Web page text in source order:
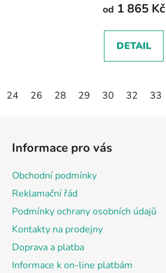
od 1 865 Kč
DETAIL
24 26 28 29 30 32 33
Informace pro vás
Obchodní podmínky
Reklamační řád
Podmínky ochrany osobních údajů
Kontakty na prodejny
Doprava a platba
Informace k on-line platbám